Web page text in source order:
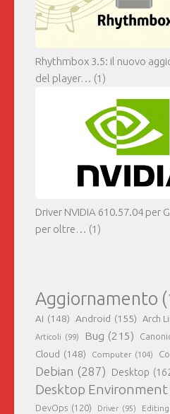
Rhythmbox 3.5: il nuovo
del player… (1)
Driver NVIDIA 610.57.04 per
per oltre… (1)
Aggiornamento
AI (148) Android (155) Arch
Articoli (99) Bug (215)
Cloud (148) Computer (104)
Debian (287) Desktop
Desktop Environment
DevOps (120) Driver (95) Editing